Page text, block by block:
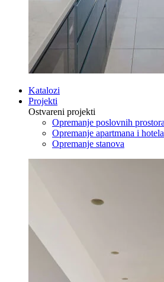
Katalozi
Projekti
Ostvareni projekti
Opremanje poslovnih prostora
Opremanje apartmana i hotela
Opremanje stanova